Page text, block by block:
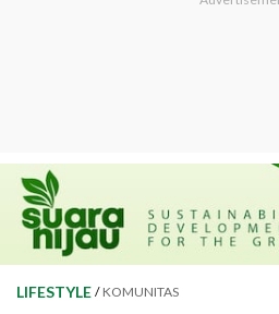
LIFESTYLE / KOMUNITAS